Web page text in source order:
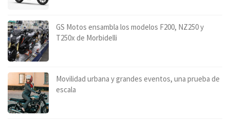
GS Motos ensambla los modelos F200, NZ250 y
T250x de Morbidelli
Movilidad urbana y grandes eventos, una prueba de
escala